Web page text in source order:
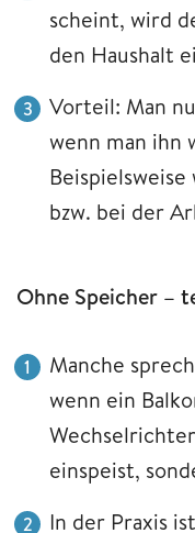
scheint, wird
den Haushalt
Vorteil: Man
wenn man ihn
bzw. bei der
Ohne Speicher –
Manche
wenn ein
einspeist,
In der Praxis